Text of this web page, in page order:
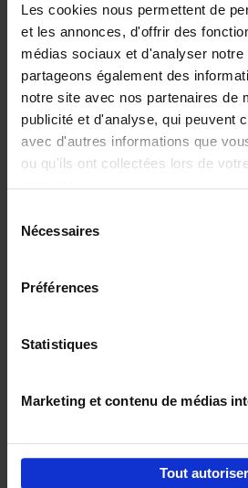
Les cookies nous permettent de
et les annonces, d'offrir des
médias sociaux et d'analyser notre
partageons également des
notre site avec nos partenaires de
publicité et d'analyse, qui peuvent
avec d'autres informations que
ou qu'ils ont collectées lors de
Nécessaires
Préférences
Statistiques
Marketing et contenu de médias
Tout autoriser
Building
Business
Jochen Roef
Couverture souple
€29,99
Digital
completely